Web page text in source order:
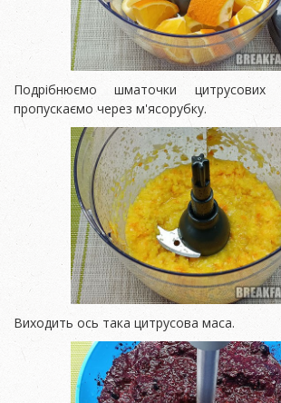
Подрібнюємо шматочки
пропускаємо через м'ясорубку.
Виходить ось така цитрусова маса.